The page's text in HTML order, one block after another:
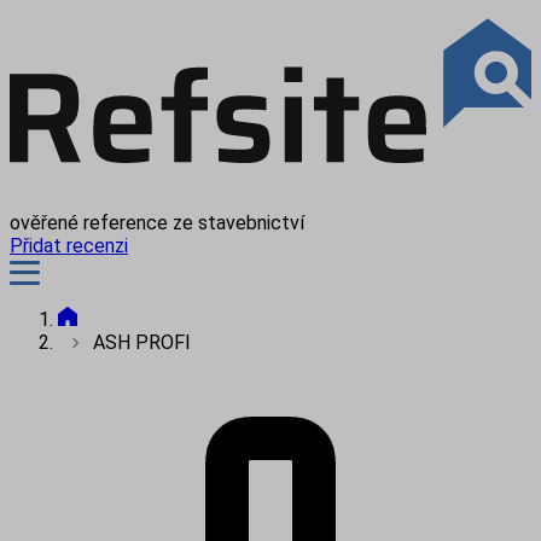
ověřené reference ze stavebnictví
Přidat recenzi
ASH PROFI